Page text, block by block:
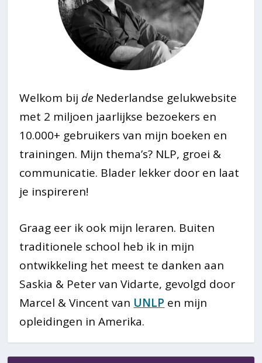
Welkom bij de Nederlandse gelukwebsite
met 2 miljoen jaarlijkse bezoekers en
10.000+ gebruikers van mijn boeken en
trainingen. Mijn thema’s? NLP, groei &
communicatie. Blader lekker door en laat
je inspireren!
Graag eer ik ook mijn leraren. Buiten
traditionele school heb ik in mijn
ontwikkeling het meest te danken aan
Saskia & Peter van Vidarte, gevolgd door
Marcel & Vincent van UNLP en mijn
opleidingen in Amerika.